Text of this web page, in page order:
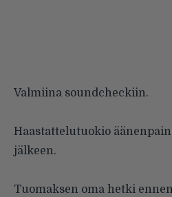
Valmiina soundcheckiin.
Haastattelutuokio
jälkeen.
Tuomaksen oma hetki